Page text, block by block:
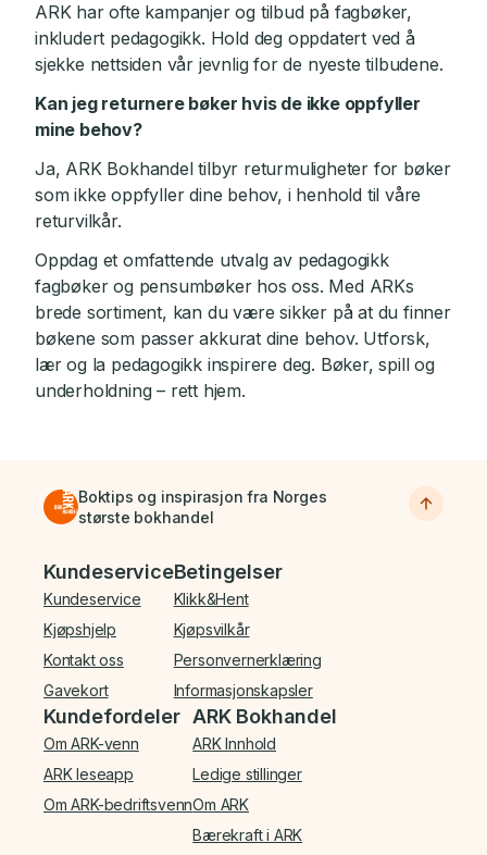
ARK har ofte kampanjer og tilbud på fagbøker,
inkludert pedagogikk. Hold deg oppdatert ved å
sjekke nettsiden vår jevnlig for de nyeste tilbudene.
Kan jeg returnere bøker hvis de ikke oppfyller
mine behov?
Ja, ARK Bokhandel tilbyr returmuligheter for bøker
som ikke oppfyller dine behov, i henhold til våre
returvilkår.
Oppdag et omfattende utvalg av pedagogikk
fagbøker og pensumbøker hos oss. Med ARKs
brede sortiment, kan du være sikker på at du finner
bøkene som passer akkurat dine behov. Utforsk,
lær og la pedagogikk inspirere deg. Bøker, spill og
underholdning – rett hjem.
Boktips og inspirasjon fra Norges
største bokhandel
Bunnmeny
Kundeservice
Kundeservice
Kjøpshjelp
Kontakt oss
Gavekort
Betingelser
Klikk&Hent
Kjøpsvilkår
Personvernerklæring
Informasjonskapsler
Kundefordeler
Om ARK-venn
ARK leseapp
Om ARK-bedriftsvenn
ARK Bokhandel
ARK Innhold
Ledige stillinger
Om ARK
Bærekraft i ARK